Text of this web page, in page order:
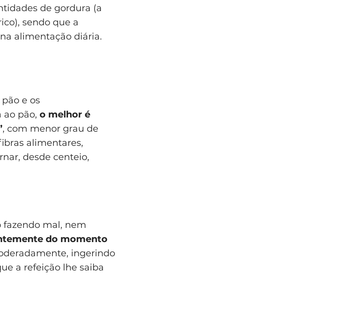
de gordura (a
sendo que a
alimentação diária.
e os
pão, o melhor é
, com menor grau de
alimentares,
desde centeio,
fazendo mal, nem
do momento
ingerindo
a refeição lhe saiba